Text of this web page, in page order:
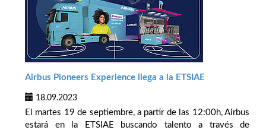
Airbus Pioneers Experience llega a la ETSIAE
18.09.2023
El martes 19 de septiembre, a partir de las 12:00h, Airbus
estará en la ETSIAE buscando talento a través de